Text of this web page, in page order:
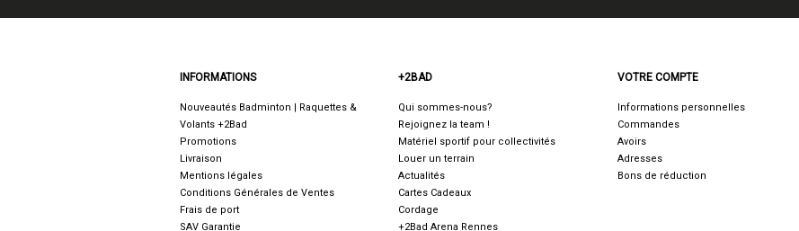
INFORMATIONS
Nouveautés Badminton | Raquettes &
Volants +2Bad
Promotions
Livraison
Mentions légales
Conditions Générales de Ventes
Frais de port
SAV Garantie
+2BAD
Qui sommes-nous?
Rejoignez la team !
Matériel sportif pour collectivités
Louer un terrain
Actualités
Cartes Cadeaux
Cordage
+2Bad Arena Rennes
VOTRE COMPTE
Informations personnelles
Commandes
Avoirs
Adresses
Bons de réduction